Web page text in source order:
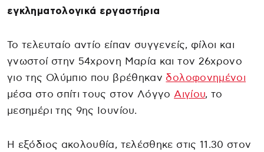
εγκληματολογικά εργαστήρια
Το τελευταίο αντίο είπαν συγγενείς, φίλοι και
γνωστοί στην 54χρονη Μαρία και τον 26χρονο
γιο της Ολύμπιο που βρέθηκαν δολοφονημένοι
μέσα στο σπίτι τους στον Λόγγο Αιγίου, το
μεσημέρι της 9ης Ιουνίου.
Η εξόδιος ακολουθία, τελέσθηκε στις 11.30 στον